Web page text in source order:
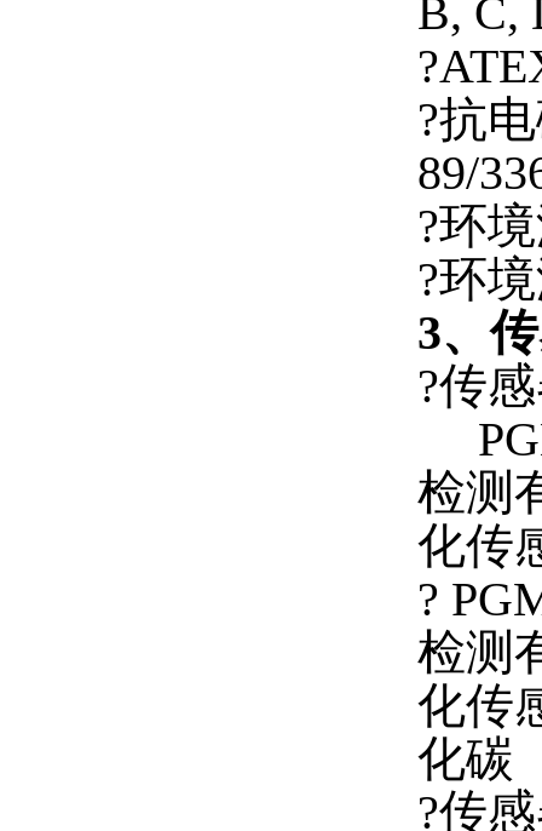
B, C,
?抗
89/
?环
?环
3、
?传
检测
化传
?
检测
化传
化碳
?传